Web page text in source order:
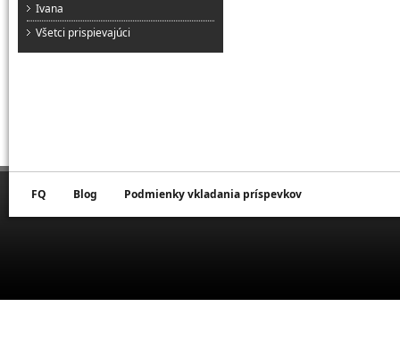
Ivana
Všetci prispievajúci
FQ Blog Podmienky vkladania príspevkov